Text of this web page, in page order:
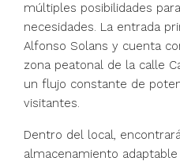
múltiples posibilidades
necesidades. La entrada
Alfonso Solans y cuenta
zona peatonal de la calle
un flujo constante de
visitantes.
Dentro del local,
almacenamiento